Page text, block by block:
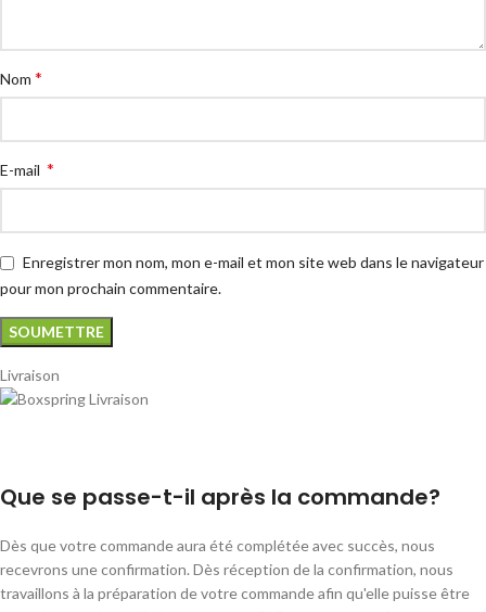
Nom *
E-mail *
Enregistrer mon nom, mon e-mail et mon site web dans le navigateur
pour mon prochain commentaire.
Livraison
Que se passe-t-il après la commande?
Dès que votre commande aura été complétée avec succès, nous
recevrons une confirmation. Dès réception de la confirmation, nous
travaillons à la préparation de votre commande afin qu'elle puisse être